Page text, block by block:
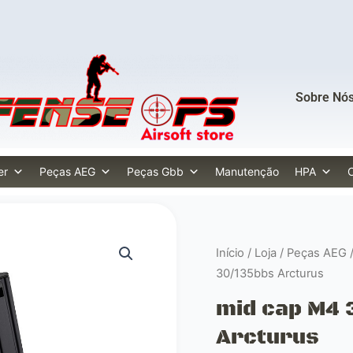
Sobre
Peças AEG Peças Gbb Manutenção HPA
Início / Loja / Peças AEG
30/135bbs Arcturus
mid cap M4
Arcturus